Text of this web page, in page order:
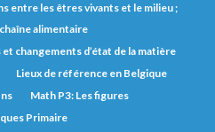
entre les êtres vivants et le milieu ;
alimentaire
changements d’état de la matière
Lieux de référence en Belgique
Math P3: Les figures
Primaire